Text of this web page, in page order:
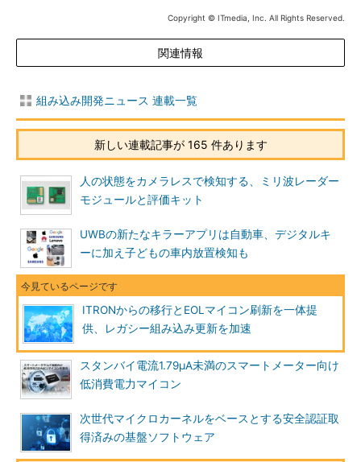
Copyright © ITmedia, Inc. All Rights Reserved.
関連情報
組み込み開発ニュース 連載一覧
新しい連載記事が 165 件あります
人の状態をカメラレスで検知する、ミリ波レーダー
モジュールと評価キット
UWBの新たなキラーアプリは自動車、デジタルキ
ーに加え子どもの車内放置検知も
ITRONからの移行とEOLマイコン刷新を一体提
供、レガシー組み込み更新を加速
スタンバイ電流1.79μA未満のスマートメーター向け
低消費電力マイコン
次世代マイクロカーネルをベースとする安全認証取
得済みの基盤ソフトウェア